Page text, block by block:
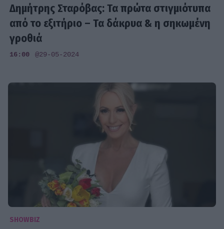
Δημήτρης Σταρόβας: Τα πρώτα στιγμιότυπα
από το εξιτήριο – Τα δάκρυα & η σηκωμένη
γροθιά
16:00 @29-05-2024
SHOWBIZ